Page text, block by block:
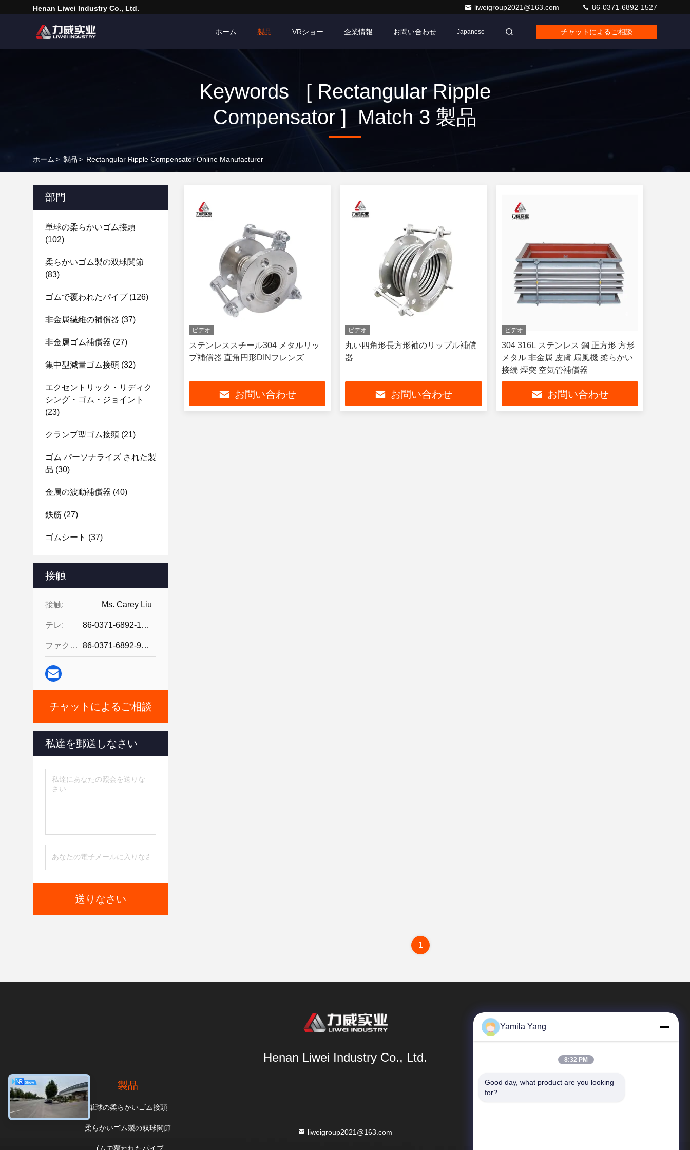
Henan Liwei Industry Co., Ltd. liweigroup2021@163.com 86-0371-6892-1527
ホーム 製品 VRショー 企業情報 お問い合わせ Japanese チャットによるご相談
Keywords [ Rectangular Ripple
Compensator ] Match 3 製品
ホーム> 製品> Rectangular Ripple Compensator Online Manufacturer
部門
単球の柔らかいゴム接頭
(102)
柔らかいゴム製の双球関節
(83)
ゴムで覆われたパイプ(126)
非金属繊維の補償器 (37)
非金属ゴム補償器 (27)
集中型減量ゴム接頭 (32)
エクセントリック・リディク
シング・ゴム・ジョイント
(23)
クランプ型ゴム接頭 (21)
ゴム パーソナライズ された製
品 (30)
金属の波動補償器 (40)
鉄筋 (27)
ゴムシート (37)
接触
接触: Ms. Carey Liu
テレ: 86-0371-6892-1527
ファクシミリ: 86-0371-6892-9024
チャットによるご相談
私達を郵送しなさい
送りなさい
ビデオ
ステンレススチール304 メタルリッ
プ補償器 直角円形DINフレンズ
お問い合わせ
ビデオ
丸い四角形長方形袖のリップル補償
器
お問い合わせ
ビデオ
304 316L ステンレス 鋼 正方形 方形
メタル 非金属 皮膚 扇風機 柔らかい
接続 煙突 空気管補償器
お問い合わせ
1
Henan Liwei Industry Co., Ltd.
製品
単球の柔らかいゴム接頭
柔らかいゴム製の双球関節 liweigroup2021@163.com
SAIKESAISI水素エナジー
Yamila Yang
8:32 PM
Good day, what product are you looking
for?